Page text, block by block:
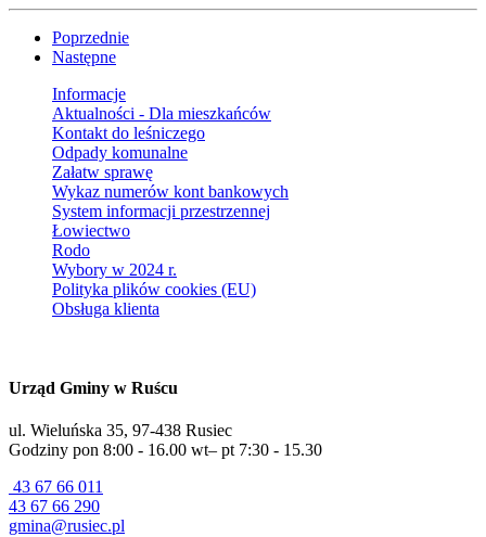
Poprzednie
Następne
Informacje
Aktualności - Dla mieszkańców
Kontakt do leśniczego
Odpady komunalne
Załatw sprawę
Wykaz numerów kont bankowych
System informacji przestrzennej
Łowiectwo
Rodo
Wybory w 2024 r.
Polityka plików cookies (EU)
Obsługa klienta
Urząd Gminy w Ruścu
ul. Wieluńska 35, 97-438 Rusiec
Godziny pon 8:00 - 16.00 wt– pt 7:30 - 15.30
43 67 66 011
43 67 66 290
gmina@rusiec.pl